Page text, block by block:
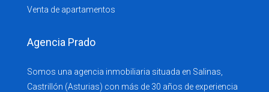
Venta de apartamentos
Agencia Prado
Somos una agencia inmobiliaria situada en Salinas,
Castrillón (Asturias) con más de 30 años de experiencia